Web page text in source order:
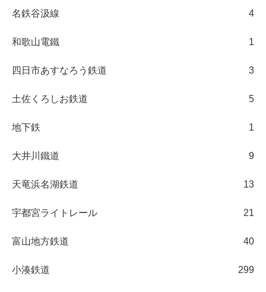
名鉄谷汲線 4
和歌山電鐵 1
四日市あすなろう鉄道 3
土佐くろしお鉄道 5
地下鉄 1
大井川鐵道 9
天竜浜名湖鉄道 13
宇都宮ライトレール 21
富山地方鉄道 40
小湊鉄道 299